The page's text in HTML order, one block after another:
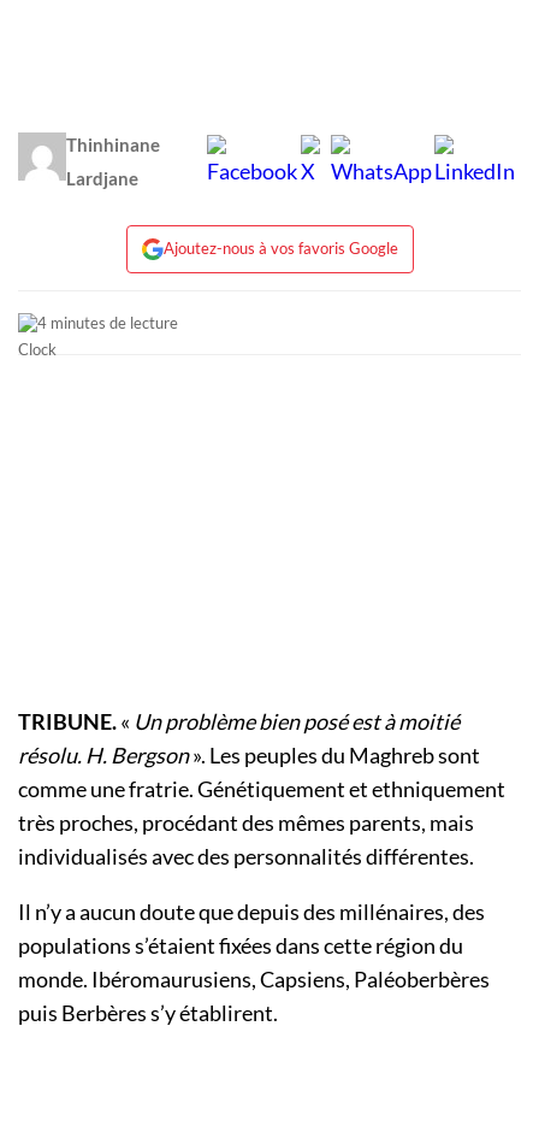
Thinhinane
Lardjane
Ajoutez-nous à vos favoris Google
4 minutes de lecture
TRIBUNE.« Un problème bien posé est à moitié
résolu. H. Bergson». Les peuples du Maghreb sont
comme une fratrie. Génétiquement et ethniquement
très proches, procédant des mêmes parents, mais
individualisés avec des personnalités différentes.
Il n’y a aucun doute que depuis des millénaires, des
populations s’étaient fixées dans cette région du
monde. Ibéromaurusiens, Capsiens, Paléoberbères
puis Berbères s’y établirent.